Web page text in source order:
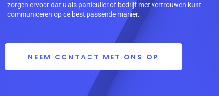
zorgen ervoor dat u als particulier of bedrijf met vertrouwen kunt
communiceren op de best passende manier.
NEEM CONTACT MET ONS OP